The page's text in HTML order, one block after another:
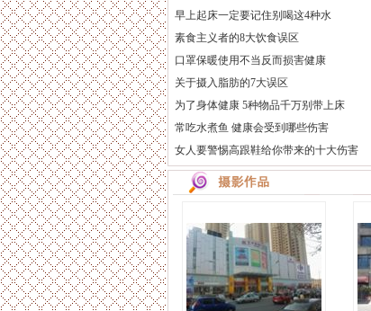
早上起床一定要记住别喝这4种水
素食主义者的8大饮食误区
口罩保暖使用不当反而损害健康
关于摄入脂肪的7大误区
为了身体健康 5种物品千万别带上床
常吃水煮鱼 健康会受到哪些伤害
女人要警惕高跟鞋给你带来的十大伤害